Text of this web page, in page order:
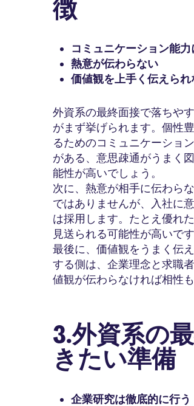
徴
コミュニケーション能
熱意が伝わらない
価値観を上手く伝えられ
外資系の最終面接で落ちや
がまず挙げられます。個性
るためのコミュニケーショ
がある、意思疎通がうまく
能性が高いでしょう。
次に、熱意が相手に伝わら
ではありませんが、入社に
は採用します。たとえ優れ
見送られる可能性が高いです
最後に、価値観をうまく伝
する側は、企業理念と求職
値観が伝わらなければ相性
3.外資系の
きたい準備
企業研究は徹底的に行う